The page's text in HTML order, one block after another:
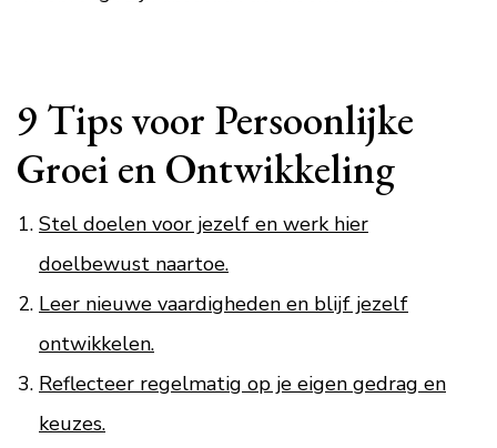
9 Tips voor Persoonlijke
Groei en Ontwikkeling
Stel doelen voor jezelf en werk hier
doelbewust naartoe.
Leer nieuwe vaardigheden en blijf jezelf
ontwikkelen.
Reflecteer regelmatig op je eigen gedrag en
keuzes.